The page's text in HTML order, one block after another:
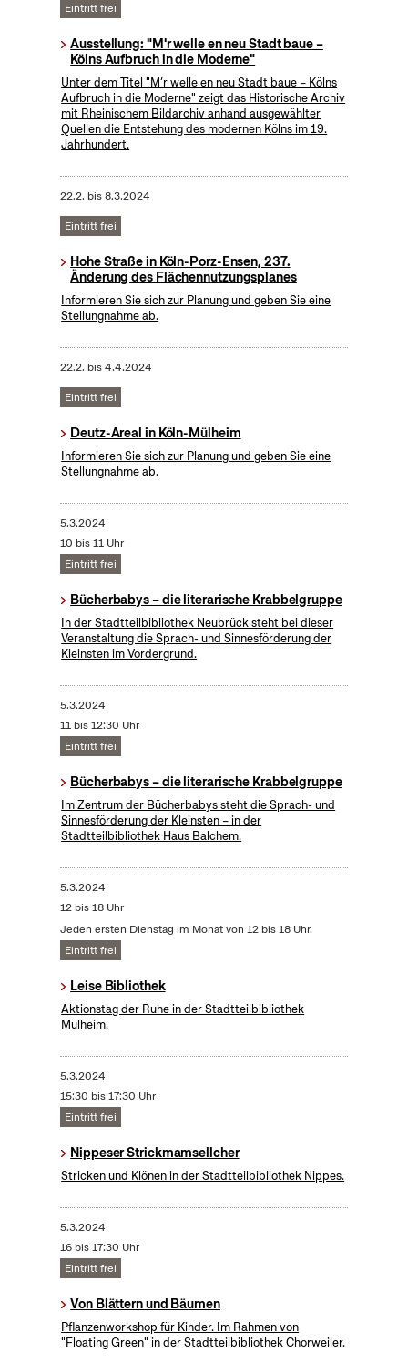
Eintritt frei
Ausstellung: "M'r welle en neu Stadt baue –
Kölns Aufbruch in die Moderne"
Unter dem Titel "M’r welle en neu Stadt baue – Kölns
Aufbruch in die Moderne" zeigt das Historische Archiv
mit Rheinischem Bildarchiv anhand ausgewählter
Quellen die Entstehung des modernen Kölns im 19.
Jahrhundert.
22.2. bis8.3.2024
Eintritt frei
Hohe Straße in Köln-Porz-Ensen, 237.
Änderung des Flächennutzungsplanes
Informieren Sie sich zur Planung und geben Sie eine
Stellungnahme ab.
22.2. bis4.4.2024
Eintritt frei
Deutz-Areal in Köln-Mülheim
Informieren Sie sich zur Planung und geben Sie eine
Stellungnahme ab.
5.3.2024
10 bis 11 Uhr
Eintritt frei
Bücherbabys – die literarische Krabbelgruppe
In der Stadtteilbibliothek Neubrück steht bei dieser
Veranstaltung die Sprach- und Sinnesförderung der
Kleinsten im Vordergrund.
5.3.2024
11 bis 12:30 Uhr
Eintritt frei
Bücherbabys – die literarische Krabbelgruppe
Im Zentrum der Bücherbabys steht die Sprach- und
Sinnesförderung der Kleinsten – in der
Stadtteilbibliothek Haus Balchem.
5.3.2024
12 bis 18 Uhr
Jeden ersten Dienstag im Monat von 12 bis 18 Uhr.
Eintritt frei
Leise Bibliothek
Aktionstag der Ruhe in der Stadtteilbibliothek
Mülheim.
5.3.2024
15:30 bis 17:30 Uhr
Eintritt frei
Nippeser Strickmamsellcher
Stricken und Klönen in der Stadtteilbibliothek Nippes.
5.3.2024
16 bis 17:30 Uhr
Eintritt frei
Von Blättern und Bäumen
Pflanzenworkshop für Kinder. Im Rahmen von
"Floating Green" in der Stadtteilbibliothek Chorweiler.